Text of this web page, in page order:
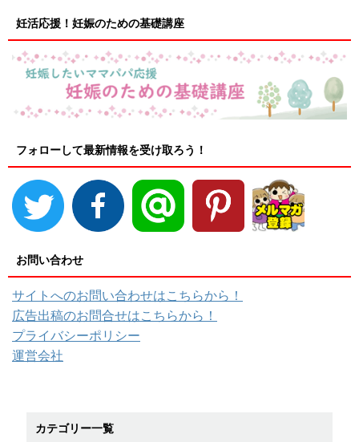
妊活応援！妊娠のための基礎講座
フォローして最新情報を受け取ろう！
お問い合わせ
サイトへのお問い合わせはこちらから！
広告出稿のお問合せはこちらから！
プライバシーポリシー
運営会社
カテゴリー一覧